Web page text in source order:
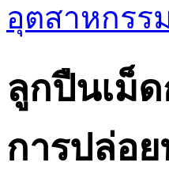
อุตสาหกรร
ลูกปืนเม็
การปล่อ